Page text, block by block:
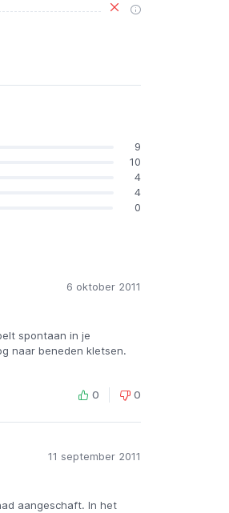
9
10
4
4
0
6 oktober 2011
spontaan in je
naar beneden kletsen.
0 0
11 september 2011
aangeschaft. In het